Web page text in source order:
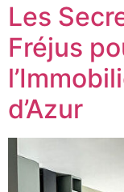
Les
Fréjus
d’Azur